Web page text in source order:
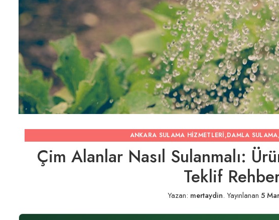
ANKARA SULAMA HIZMETLERI,DAMLA SULAMA,
Çim Alanlar Nasıl Sulanmalı:
Teklif
Yazan: mertaydin. Yayınlanan 5